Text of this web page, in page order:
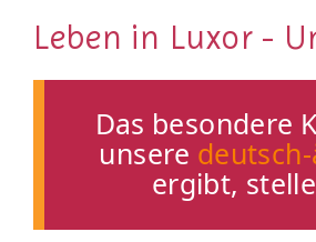
Leben in Luxor -
Das besondere
unsere
ergibt,